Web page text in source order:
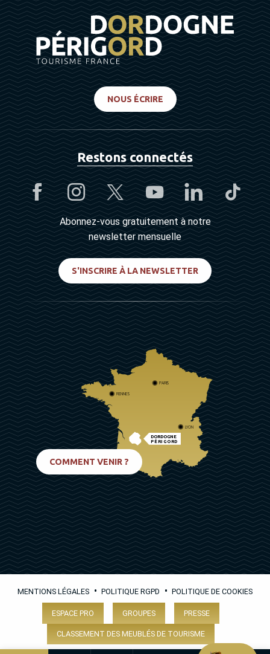
NOUS ÉCRIRE
Restons connectés
Abonnez-vous gratuitement à notre
newsletter mensuelle
S'INSCRIRE À LA NEWSLETTER
DORDOGNE
PÉRIGORD
PARIS
RENNES
LYON
COMMENT VENIR ?
MENTIONS LÉGALES • POLITIQUE RGPD • POLITIQUE DE COOKIES
ESPACE PRO GROUPES PRESSE
CLASSEMENT DES MEUBLÉS DE TOURISME